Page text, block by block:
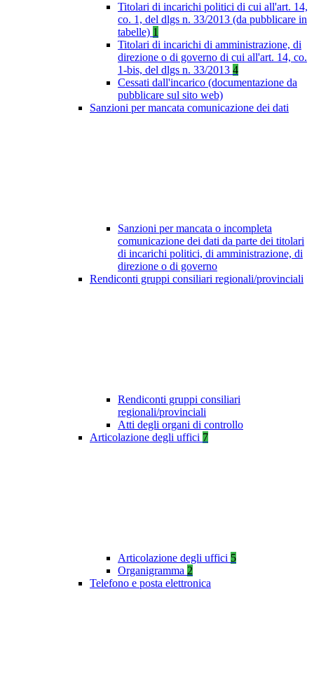
Titolari di incarichi politici di cui all'art. 14,
co. 1, del dlgs n. 33/2013 (da pubblicare in
tabelle) 1
Titolari di incarichi di amministrazione, di
direzione o di governo di cui all'art. 14, co.
1-bis, del dlgs n. 33/2013 4
Cessati dall'incarico (documentazione da
pubblicare sul sito web)
Sanzioni per mancata comunicazione dei dati
Sanzioni per mancata o incompleta
comunicazione dei dati da parte dei titolari
di incarichi politici, di amministrazione, di
direzione o di governo
Rendiconti gruppi consiliari regionali/provinciali
Rendiconti gruppi consiliari
regionali/provinciali
Atti degli organi di controllo
Articolazione degli uffici 7
Articolazione degli uffici 5
Organigramma 2
Telefono e posta elettronica